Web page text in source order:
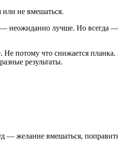
не вмешаться.
— неожиданно лучше. Но всегда
Не потому что снижается
результаты.
— желание вмешаться,